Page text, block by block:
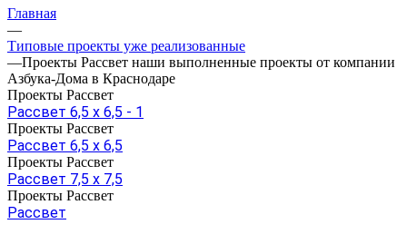
Главная
—
Типовые проекты уже реализованные
—Проекты Рассвет наши выполненные проекты от компании
Азбука-Дома в Краснодаре
Проекты Рассвет
Рассвет 6,5 х 6,5 - 1
Проекты Рассвет
Рассвет 6,5 х 6,5
Проекты Рассвет
Рассвет 7,5 х 7,5
Проекты Рассвет
Рассвет